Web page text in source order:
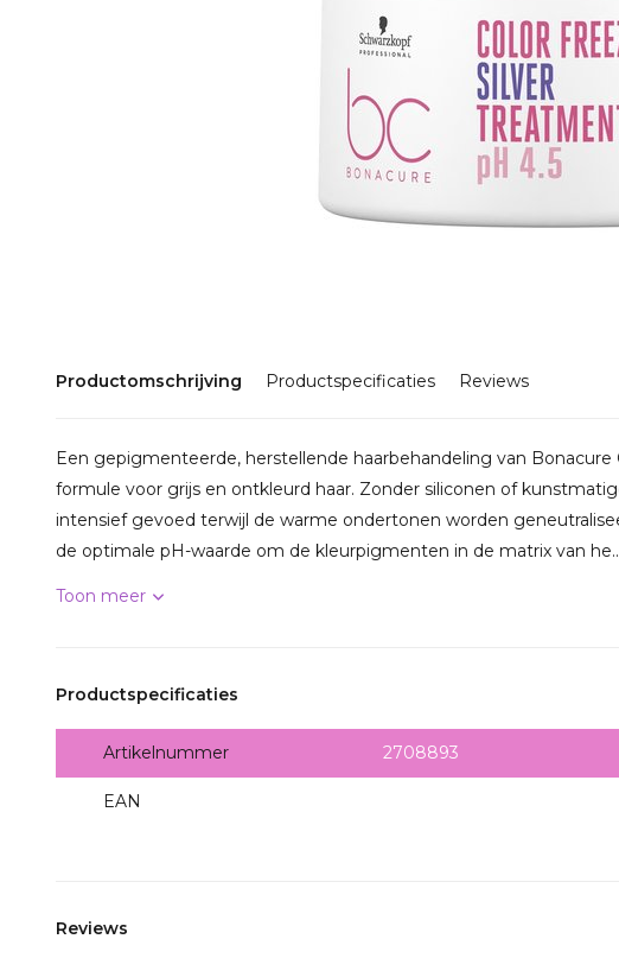
Productomschrijving Productspecificaties Reviews
Een gepigmenteerde, herstellende haarbehandeling van Bonacure
formule voor grijs en ontkleurd haar. Zonder siliconen of
intensief gevoed terwijl de warme ondertonen worden
de optimale pH-waarde om de kleurpigmenten in de matrix van
Toon meer
Productspecificaties
Artikelnummer 2708893
EAN
Reviews